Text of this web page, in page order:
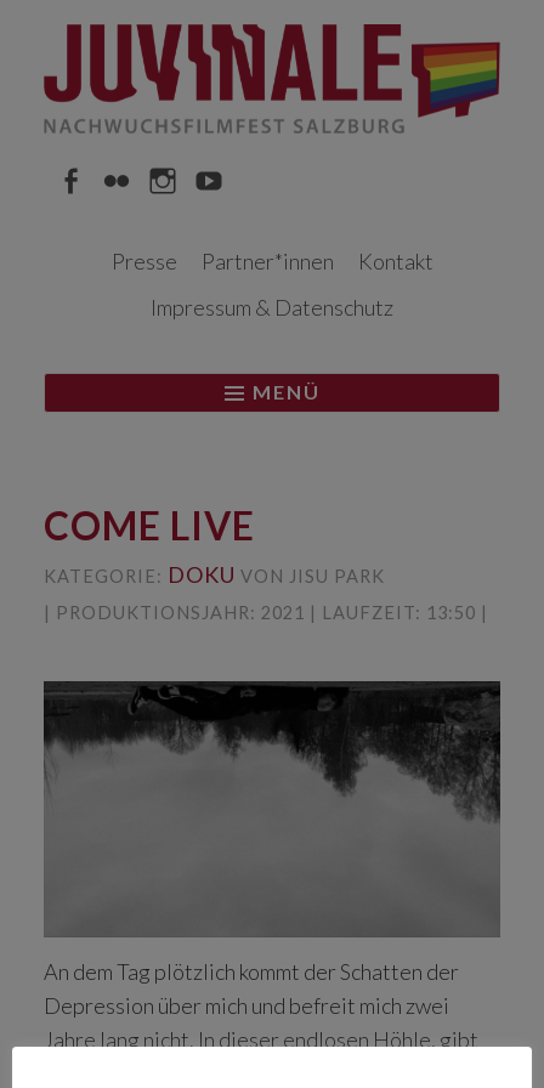
Inhalt
Presse
Partner*innen
Kontakt
Impressum & Datenschutz
MENÜ
COME LIVE
KATEGORIE: DOKU VON JISU PARK
| PRODUKTIONSJAHR: 2021 | LAUFZEIT: 13:50 |
An dem Tag plötzlich kommt der Schatten der
Depression über mich und befreit mich zwei
Jahre lang nicht. In dieser endlosen Höhle, gibt